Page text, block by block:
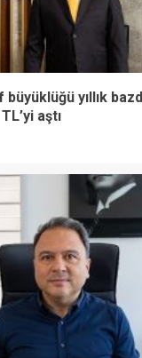
büyüklüğü yıllık
aştı